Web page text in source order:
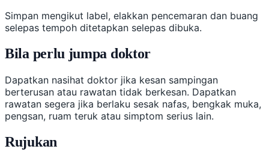
Simpan mengikut label, elakkan pencemaran dan buang
selepas tempoh ditetapkan selepas dibuka.
Bila perlu jumpa doktor
Dapatkan nasihat doktor jika kesan sampingan
berterusan atau rawatan tidak berkesan. Dapatkan
rawatan segera jika berlaku sesak nafas, bengkak muka,
pengsan, ruam teruk atau simptom serius lain.
Rujukan